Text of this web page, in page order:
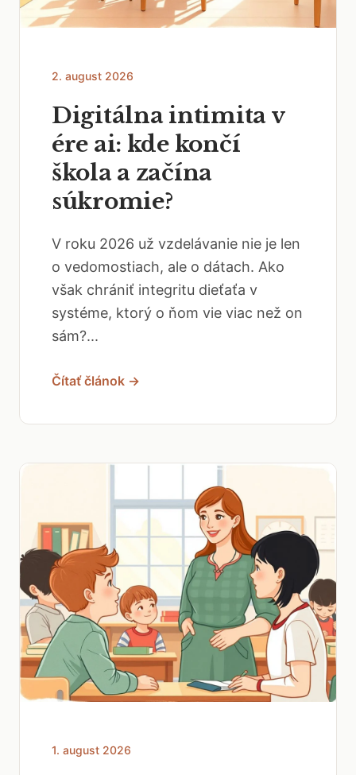
2. august 2026
Digitálna intimita v
ére ai: kde končí
škola a začína
súkromie?
V roku 2026 už vzdelávanie nie je len
o vedomostiach, ale o dátach. Ako
však chrániť integritu dieťaťa v
systéme, ktorý o ňom vie viac než on
sám?...
Čítať článok →
1. august 2026